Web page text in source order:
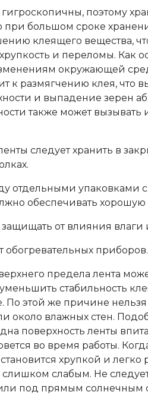
поэтому
при большом сроке
клеящего вещества,
и переломы. Как
окружающей
к размягчению клея, что
и выпадение зерен
также может вызывать
следует хранить в
отдельными упаковками
обеспечивать
от влияния влаги
обогревательных приборов.
предела лента
уменьшить стабильность
По этой же причине
около влажных стен.
поверхность ленты
во время работы.
становится хрупкой и легко
слишком слабым. Не
под прямым солнечным